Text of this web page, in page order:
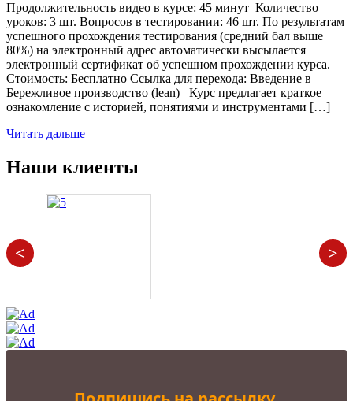
Продолжительность видео в курсе: 45 минут Количество
уроков: 3 шт. Вопросов в тестировании: 46 шт. По результатам
успешного прохождения тестирования (средний бал выше
80%) на электронный адрес автоматически высылается
электронный сертификат об успешном прохождении курса.
Стоимость: Бесплатно Ссылка для перехода: Введение в
Бережливое производство (lean) Курс предлагает краткое
ознакомление с историей, понятиями и инструментами […]
Читать дальше
Наши клиенты
< >